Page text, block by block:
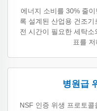
에너지 소비를 30% 줄
록 설계된 산업용 건조
전 시간이 필요한 세탁
표를
병원급
NSF 인증 위생 프로토